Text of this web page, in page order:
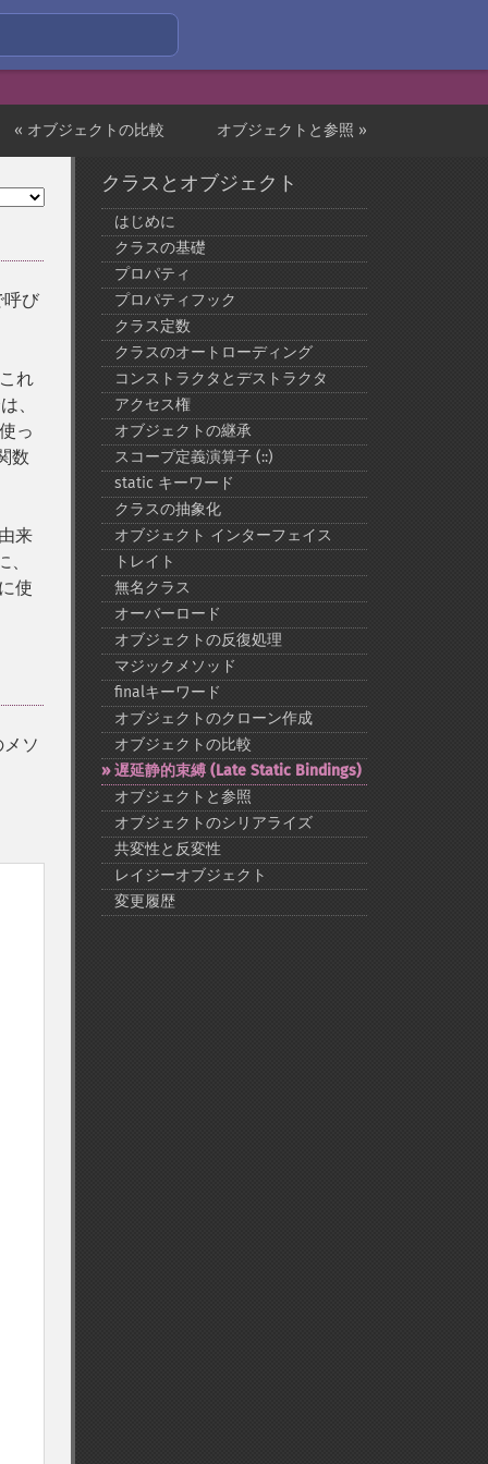
オブジェクトと参照 »
« オブジェクトの比較
呼び
れ
、
っ
数
来
使
ソ
クラスとオブジェクト
はじめに
クラスの基礎
プロパティ
プロパティフック
クラス定数
クラスのオートローディング
コンストラクタとデストラクタ
アクセス権
オブジェクトの継承
スコープ定義演算子 (::)
static キーワード
クラスの抽象化
オブジェクト インターフェイス
トレイト
無名クラス
オーバーロード
オブジェクトの反復処理
マジックメソッド
finalキーワード
オブジェクトのクローン作成
オブジェクトの比較
遅延静的束縛 (Late Static Bindings)
オブジェクトと参照
オブジェクトのシリアライズ
共変性と反変性
レイジーオブジェクト
変更履歴